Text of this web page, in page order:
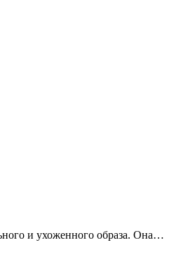
и ухоженного образа. Она…